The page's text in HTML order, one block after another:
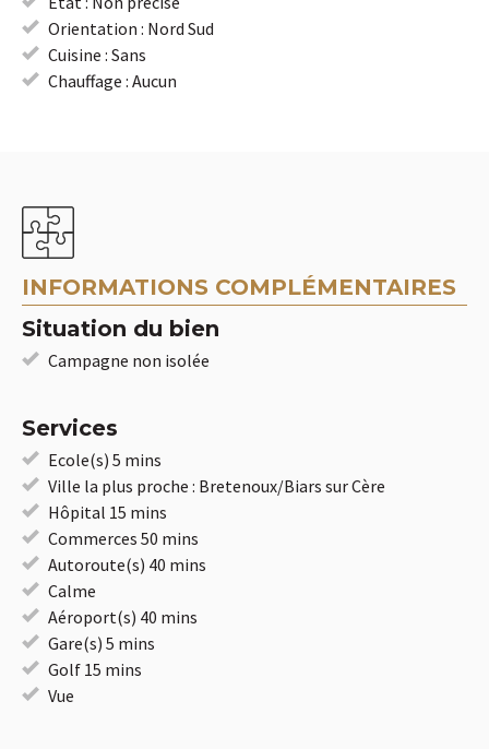
Orientation : Nord Sud
Cuisine : Sans
Chauffage : Aucun
INFORMATIONS COMPLÉMENTAIRES
Situation du bien
Campagne non isolée
Services
Ecole(s) 5 mins
Ville la plus proche : Bretenoux/Biars sur Cère
Hôpital 15 mins
Commerces 50 mins
Autoroute(s) 40 mins
Calme
Aéroport(s) 40 mins
Gare(s) 5 mins
Golf 15 mins
Vue